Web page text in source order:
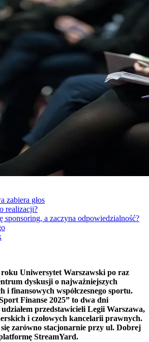
zabiera głos
realizacji?
sponsoring, a zaczyna odpowiedzialność?
roku Uniwersytet Warszawski po raz
dyskusji o najważniejszych
i finansowych współczesnego sportu.
Finanse 2025” to dwa dni
przedstawicieli Legii Warszawa,
i czołowych kancelarii prawnych.
zarówno stacjonarnie przy ul. Dobrej
StreamYard.